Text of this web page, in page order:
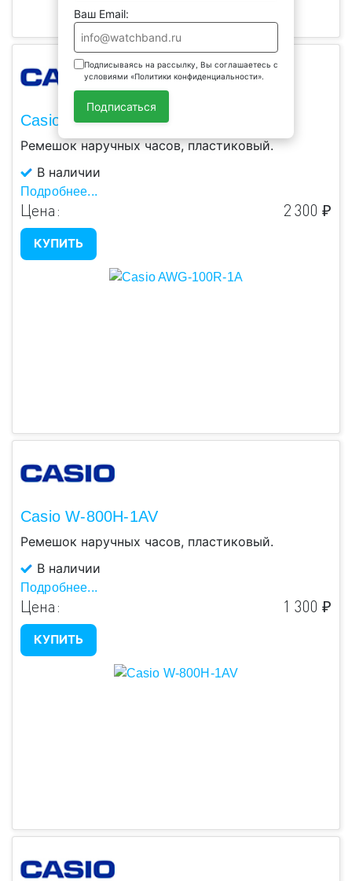
Ваш Email:
Подписываясь на рассылку, Вы соглашаетесь с
условиями «Политики конфиденциальности».
Подписаться
Casio AWG-100R-1A
Ремешок наручных часов, пластиковый.
В наличии
Подробнее...
Цена: 2 300 ₽
КУПИТЬ
Casio W-800H-1AV
Ремешок наручных часов, пластиковый.
В наличии
Подробнее...
Цена: 1 300 ₽
КУПИТЬ